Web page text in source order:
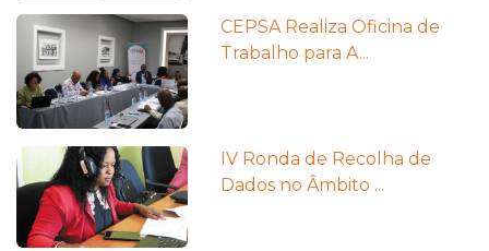
CEPSA Realiza Oficina de
Trabalho para A...
IV Ronda de Recolha de
Dados no Âmbito ...